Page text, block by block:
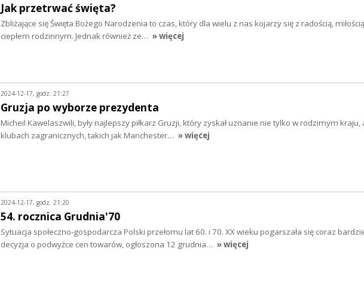
Jak przetrwać święta?
Zbliżające się Święta Bożego Narodzenia to czas, który dla wielu z nas kojarzy się z radością,
ciepłem rodzinnym. Jednak również ze… » więcej
2024-12-17, godz. 21:27
Gruzja po wyborze prezydenta
Micheil Kawelaszwili, były najlepszy piłkarz Gruzji, który zyskał uznanie nie tylko w rodzimym kraju,
klubach zagranicznych, takich jak Manchester… » więcej
2024-12-17, godz. 21:20
54. rocznica Grudnia'70
Sytuacja społeczno-gospodarcza Polski przełomu lat 60. i 70. XX wieku pogarszała się coraz
decyzja o podwyżce cen towarów, ogłoszona 12 grudnia… » więcej